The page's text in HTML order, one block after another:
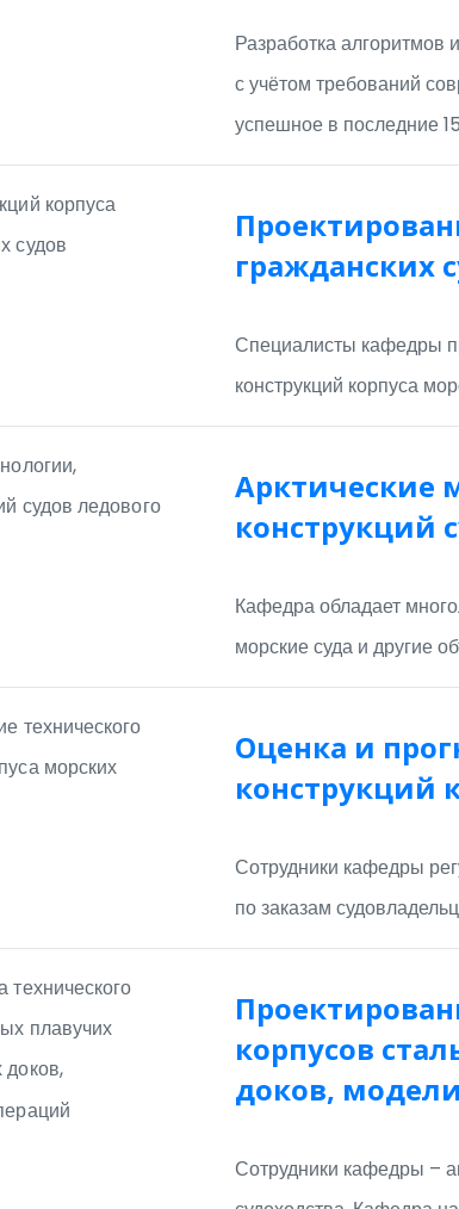
Разработка алгоритмов
с учётом требований
успешное в последние
гражданских
Специалисты кафедры
конструкций корпуса
Арктические
конструкций
Кафедра обладает
морские суда и другие
Оценка и
конструкций
Сотрудники кафедры
по заказам
корпусов
доков,
Сотрудники кафедры –